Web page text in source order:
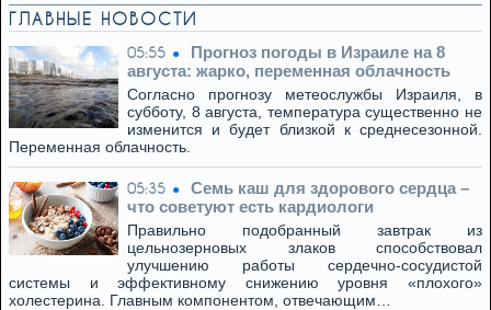
ГЛАВНЫЕ НОВОСТИ
05:55
Прогноз погоды в Израиле на 8
августа: жарко, переменная облачность
Согласно прогнозу метеослужбы Израиля, в
субботу, 8 августа, температура существенно не
изменится и будет близкой к среднесезонной.
Переменная облачность.
05:35
Семь каш для здорового сердца –
что советуют есть кардиологи
Правильно подобранный завтрак из
цельнозерновых злаков способствовал
улучшению работы сердечно-сосудистой
системы и эффективному снижению уровня «плохого»
холестерина. Главным компонентом, отвечающим…